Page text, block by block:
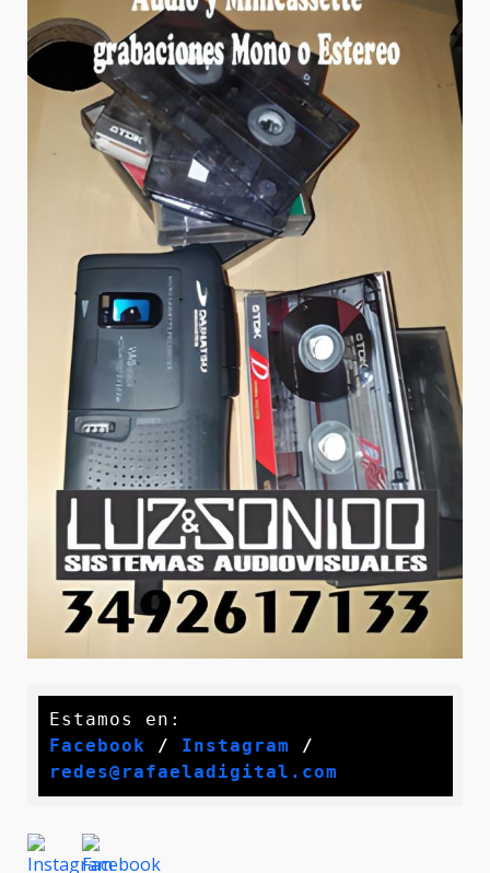
Facebook / Instagram /
redes@rafaeladigital.com